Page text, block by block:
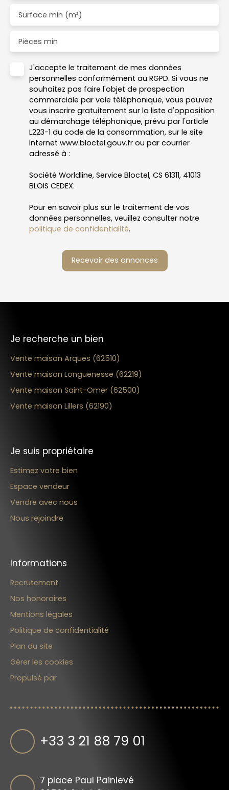
Surface min (m²)
Pièces min
J'accepte le traitement de mes données
personnelles conformément au RGPD. Si vous ne
souhaitez pas faire l'objet de prospection
commerciale par voie téléphonique, vous pouvez
vous inscrire gratuitement sur la liste d'opposition
au démarchage téléphonique, prévu par l'article
L223-1 du code de la consommation, sur le site
Internet www.bloctel.gouv.fr ou par courrier
adressé à :
Société Worldline, Service Bloctel, CS 61311, 41013
BLOIS CEDEX.
Pour en savoir plus sur le traitement de vos
données personnelles, veuillez consulter notre
politique de confidentialité.
Recevoir des annonces
Je recherche un bien
Vente maison Arques (62510)
Vente maison Longuenesse (62219)
Vente maison Saint-Omer (62500)
Vente maison Lillers (62190)
Je suis propriétaire
Estimez votre bien
Espace vendeur
Vendre avec nous
Nous rejoindre
Informations
Recrutement
Nos honoraires
Mentions légales
Politique de confidentialité
Plan du site
Gérer les cookies
Propulsé par
+33 3 21 88 79 01
7 place Paul Painlevé